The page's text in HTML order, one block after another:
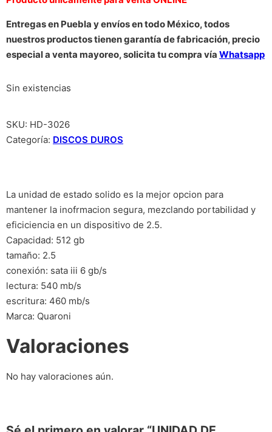
Entregas en Puebla y envíos en todo México, todos
nuestros productos tienen garantía de fabricación, precio
especial a venta mayoreo, solicita tu compra vía Whatsapp
Sin existencias
SKU: HD-3026
Categoría: DISCOS DUROS
La unidad de estado solido es la mejor opcion para
mantener la inofrmacion segura, mezclando portabilidad y
eficiciencia en un dispositivo de 2.5.
Capacidad: 512 gb
tamaño: 2.5
conexión: sata iii 6 gb/s
lectura: 540 mb/s
escritura: 460 mb/s
Marca: Quaroni
Valoraciones
No hay valoraciones aún.